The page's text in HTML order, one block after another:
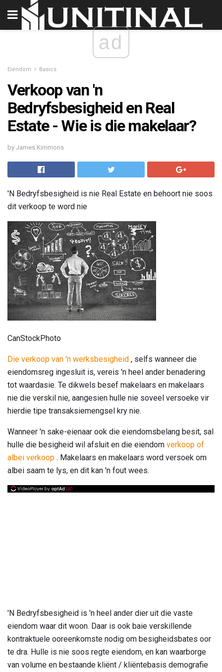
ad
Eiendom Basics
Verkoop van 'n
Bedryfsbesigheid en Real
Estate - Wie is die makelaar?
by James Kimmons
'N Bedryfsbesigheid is nie Real Estate en behoort nie soos
dit verkoop te word nie
CanStockPhoto
Die verkoop van 'n werksbesigheid , selfs wanneer die
eiendomsreg ingesluit is, vereis 'n heel ander benadering
tot waardasie. Te dikwels besef makelaars en makelaars
nie die verskil nie, aangesien hulle nie soveel versoeke vir
hierdie tipe transaksiemengsel kry nie.
Wanneer 'n sake-eienaar ook die eiendomsbelang besit, sal
hulle die besigheid wil afsluit en die eiendom verkoop of
albei verkoop . Makelaars en makelaars word versoek om
albei saam te lys, en dit kan 'n fout wees.
'N Bedryfsbesigheid is 'n heel ander dier uit die vaste
eiendom waar dit woon. Daar is ook baie verskillende
kontraktuele ooreenkomste nodig om besigheidsbates oor
te dra. Hulle is nie soos regte eiendom, en kan waarborge
van volume en bestaande kliënt / kliëntebasis demografie